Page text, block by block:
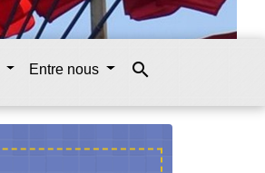
Entre nous search